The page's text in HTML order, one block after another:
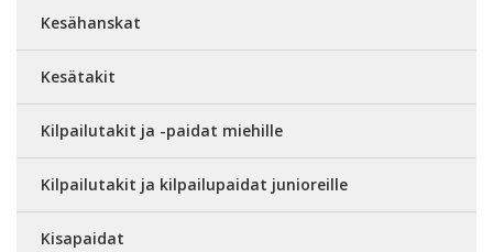
Kesähanskat
Kesätakit
Kilpailutakit ja -paidat miehille
Kilpailutakit ja kilpailupaidat junioreille
Kisapaidat